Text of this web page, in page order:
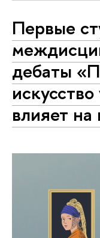
Первые
дебаты
влияет на